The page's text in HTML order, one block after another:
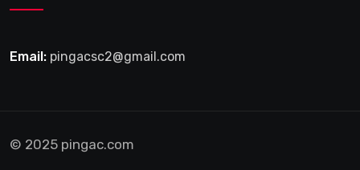
Email: pingacsc2@gmail.com
© 2025 pingac.com